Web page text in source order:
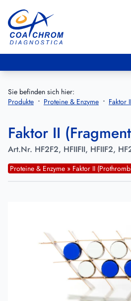
Zum Hauptmenü springen
Zum Hauptinhalt springen
Sie befinden sich hier:
Produkte
Proteine & Enzyme Faktor
Faktor II
Art.Nr. HF2F2, HFIIFII, HFIIF2,
Proteine & Enzyme » Faktor II